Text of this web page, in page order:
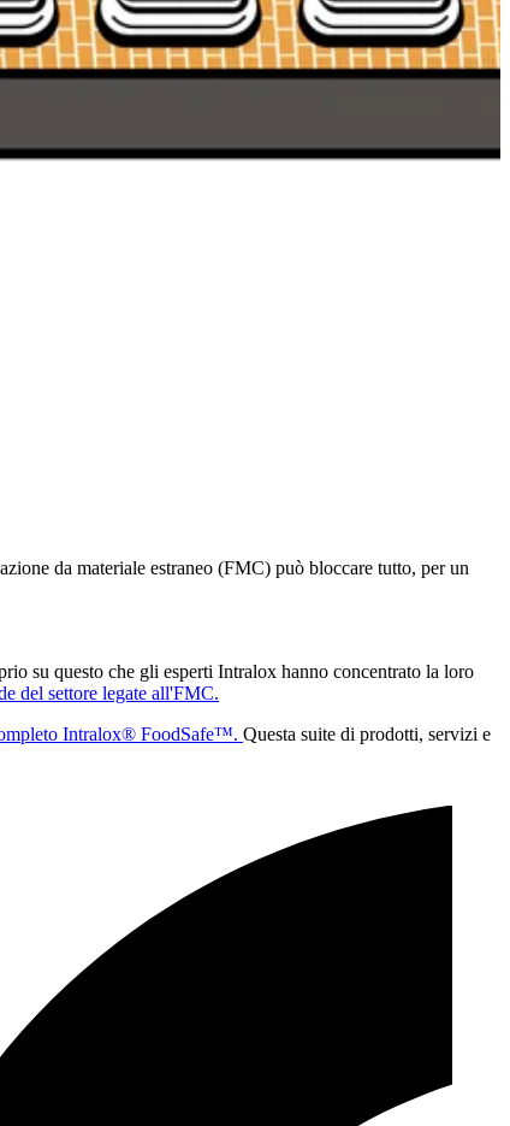
da materiale estraneo (FMC) può bloccare tutto, per un
su questo che gli esperti Intralox hanno concentrato la loro
del settore legate all'FMC.
Intralox® FoodSafe™. Questa suite di prodotti, servizi e